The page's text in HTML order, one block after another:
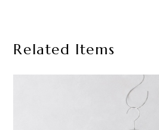
Related Items